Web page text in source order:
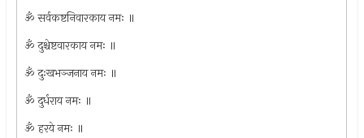
ॐ सर्वकष्टनिवारकाय नमः ॥
ॐ दुश्चेष्टवारकाय नमः ॥
ॐ दुःखभञ्जनाय नमः ॥
ॐ दुर्धराय नमः ॥
ॐ हरये नमः ॥